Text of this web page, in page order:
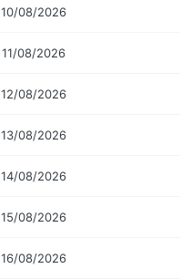
10/08/2026
11/08/2026
12/08/2026
13/08/2026
14/08/2026
15/08/2026
16/08/2026